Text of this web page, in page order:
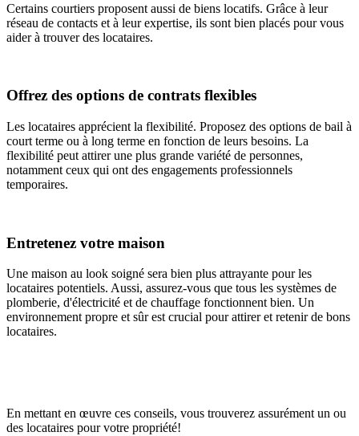
Certains courtiers proposent aussi de biens locatifs. Grâce à leur
réseau de contacts et à leur expertise, ils sont bien placés pour vous
aider à trouver des locataires.
Offrez des options de contrats flexibles
Les locataires apprécient la flexibilité. Proposez des options de bail à
court terme ou à long terme en fonction de leurs besoins. La
flexibilité peut attirer une plus grande variété de personnes,
notamment ceux qui ont des engagements professionnels
temporaires.
Entretenez votre maison
Une maison au look soigné sera bien plus attrayante pour les
locataires potentiels. Aussi, assurez-vous que tous les systèmes de
plomberie, d'électricité et de chauffage fonctionnent bien. Un
environnement propre et sûr est crucial pour attirer et retenir de bons
locataires.
En mettant en œuvre ces conseils, vous trouverez assurément un ou
des locataires pour votre propriété!